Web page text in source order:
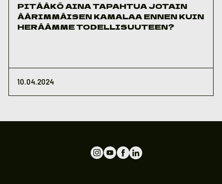
PITÄÄKÖ AINA TAPAHTUA JOTAIN
ÄÄRIMMÄISEN KAMALAA ENNEN KUIN
HERÄÄMME TODELLISUUTEEN?
10.04.2024